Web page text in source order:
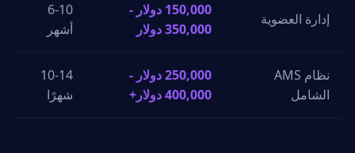
إدارة العضوية
150,000 دولار -
350,000 دولار
6-10
أشهر
نظام AMS
الشامل
250,000 دولار -
400,000 دولار+
10-14
شهرًا